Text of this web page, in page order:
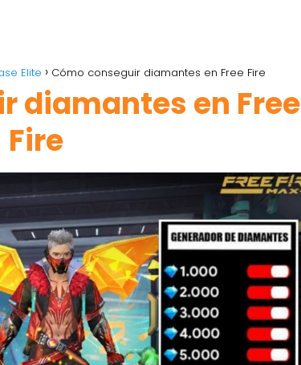
Elite Cómo conseguir diamantes en Free Fire
diamantes en Free
Fire